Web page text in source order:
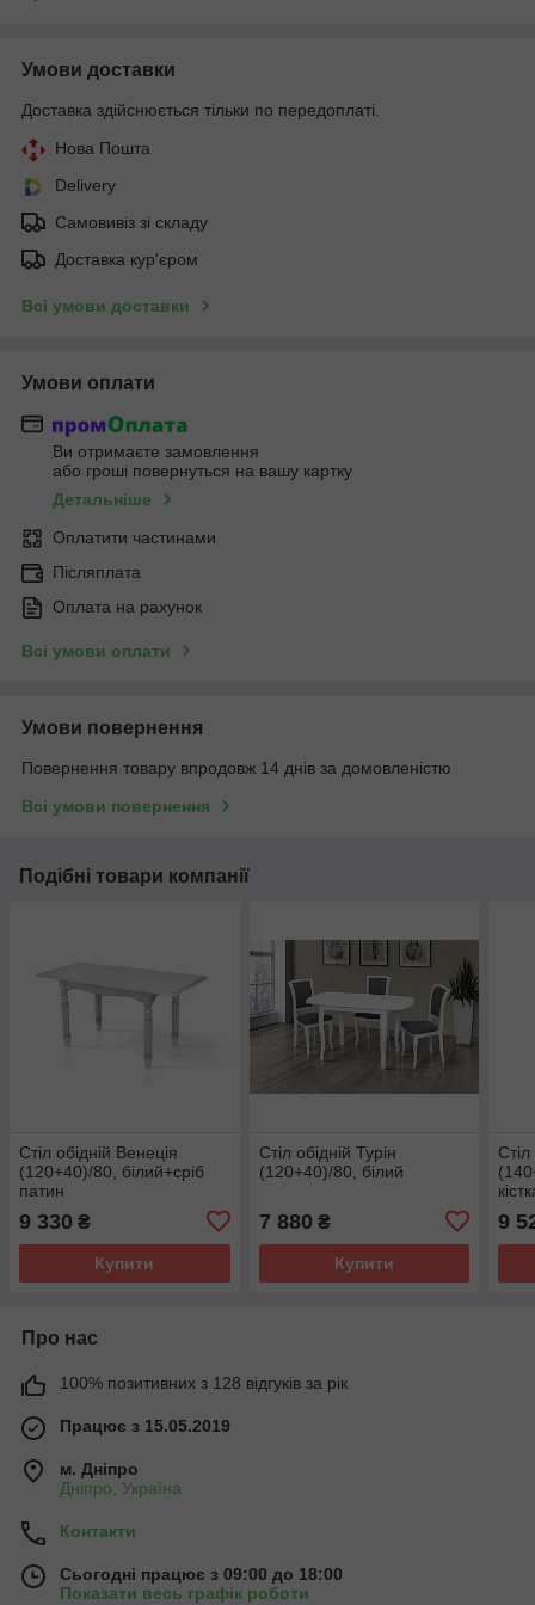
Умови доставки
Доставка здійснюється тільки по передоплаті.
Нова Пошта
Delivery
Самовивіз зі складу
Доставка кур'єром
Всі умови доставки
Умови оплати
Ви отримаєте замовлення
або гроші повернуться на вашу картку
Детальніше
Оплатити частинами
Післяплата
Оплата на рахунок
Всі умови оплати
Умови повернення
Повернення товару впродовж 14 днів за домовленістю
Всі умови повернення
Подібні товари компанії
Стіл обідній Венеція
(120+40)/80, білий+сріб
патин
9 330 ₴
Купити
Стіл обідній Турін
(120+40)/80, білий
7 880 ₴
Купити
9
Про нас
100% позитивних з 128 відгуків за рік
Працює з 15.05.2019
м. Дніпро
Дніпро, Україна
Контакти
Сьогодні працює з 09:00 до 18:00
Показати весь графік роботи